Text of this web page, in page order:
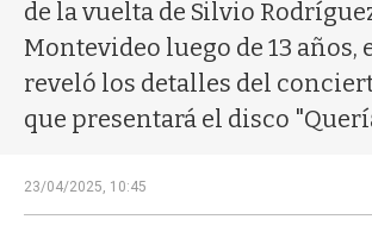
de la vuelta de Silvio
Montevideo luego de 13 años,
reveló los detalles del
que presentará el disco
23/04/2025, 10:45